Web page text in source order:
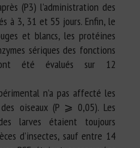
(P3) l’administration des
à 3, 31 et 55 jours. Enfin, le
et blancs, les protéines
sériques des fonctions
été évalués sur 12
n’a pas affecté les
oiseaux (P ⩾ 0,05). Les
larves étaient toujours
d’insectes, sauf entre 14